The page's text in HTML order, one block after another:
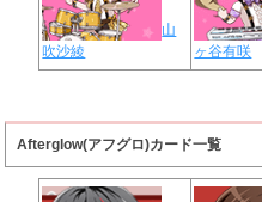
山
吹沙綾
ヶ谷有咲
Afterglow(アフグロ)カード一覧